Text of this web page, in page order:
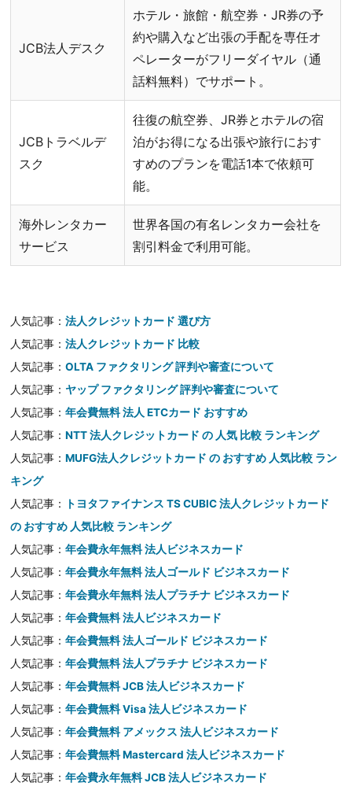
JCB法人デスク
ホテル・旅館・航空券・JR券の予
約や購入など出張の手配を専任オ
ペレーターがフリーダイヤル（通
話料無料）でサポート。
JCBトラベルデ
スク
往復の航空券、JR券とホテルの宿
泊がお得になる出張や旅行におす
すめのプランを電話1本で依頼可
能。
海外レンタカー
サービス
世界各国の有名レンタカー会社を
割引料金で利用可能。
人気記事：法人クレジットカード 選び方
人気記事：法人クレジットカード 比較
人気記事：OLTA ファクタリング 評判や審査について
人気記事： ヤップ ファクタリング 評判や審査について
人気記事：年会費無料 法人 ETCカード おすすめ
人気記事：NTT 法人クレジットカード の 人気 比較 ランキング
人気記事：MUFG法人クレジットカード の おすすめ 人気比較 ラン
キング
人気記事：
トヨタファイナンス TS CUBIC 法人クレジットカード
の おすすめ 人気比較 ランキング
人気記事：年会費永年無料 法人ビジネスカード
人気記事：年会費永年無料 法人ゴールド ビジネスカード
人気記事：年会費永年無料 法人プラチナ ビジネスカード
人気記事：年会費無料 法人ビジネスカード
人気記事：年会費無料 法人ゴールド ビジネスカード
人気記事：年会費無料 法人プラチナ ビジネスカード
人気記事：年会費無料 JCB 法人ビジネスカード
人気記事：年会費無料 Visa 法人ビジネスカード
人気記事：年会費無料 アメックス 法人ビジネスカード
人気記事：年会費無料 Mastercard 法人ビジネスカード
人気記事：年会費永年無料 JCB 法人ビジネスカード